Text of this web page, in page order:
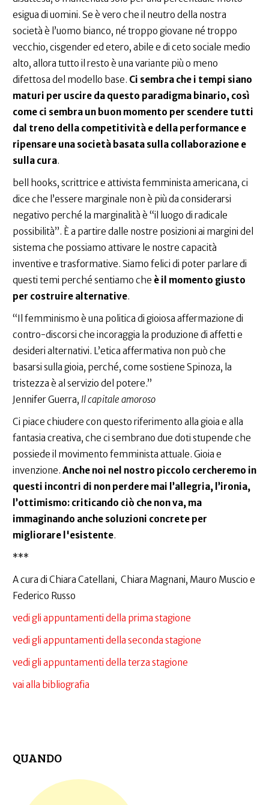
esigua di uomini. Se è vero che il neutro della nostra
società è l’uomo bianco, né troppo giovane né troppo
vecchio, cisgender ed etero, abile e di ceto sociale medio
alto, allora tutto il resto è una variante più o meno
difettosa del modello base. Ci sembra che i tempi siano
maturi per uscire da questo paradigma binario, così
come ci sembra un buon momento per scendere tutti
dal treno della competitività e della performance e
ripensare una società basata sulla collaborazione e
sulla cura.
bell hooks, scrittrice e attivista femminista americana, ci
dice che l’essere marginale non è più da considerarsi
negativo perché la marginalità è “il luogo di radicale
possibilità”. È a partire dalle nostre posizioni ai margini del
sistema che possiamo attivare le nostre capacità
inventive e trasformative. Siamo felici di poter parlare di
questi temi perché sentiamo che è il momento giusto
per costruire alternative.
“Il femminismo è una politica di gioiosa affermazione di
contro-discorsi che incoraggia la produzione di affetti e
desideri alternativi. L’etica affermativa non può che
basarsi sulla gioia, perché, come sostiene Spinoza, la
tristezza è al servizio del potere.”
Jennifer Guerra, Il capitale amoroso
Ci piace chiudere con questo riferimento alla gioia e alla
fantasia creativa, che ci sembrano due doti stupende che
possiede il movimento femminista attuale. Gioia e
invenzione. Anche noi nel nostro piccolo cercheremo in
questi incontri di non perdere mai l’allegria, l’ironia,
l’ottimismo: criticando ciò che non va, ma
immaginando anche soluzioni concrete per
migliorare l'esistente.
***
A cura di Chiara Catellani, Chiara Magnani, Mauro Muscio e
Federico Russo
vedi gli appuntamenti della prima stagione
vedi gli appuntamenti della seconda stagione
vedi gli appuntamenti della terza stagione
vai alla bibliografia
QUANDO